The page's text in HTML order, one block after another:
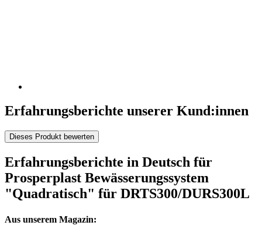
Erfahrungsberichte unserer Kund:innen
Dieses Produkt bewerten
Erfahrungsberichte in Deutsch für
Prosperplast Bewässerungssystem
"Quadratisch" für DRTS300/DURS300L
Aus unserem Magazin: